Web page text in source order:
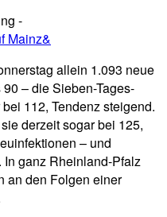
-
allein 1.093 neue
– die Sieben-Tages-
112, Tendenz steigend.
derzeit sogar bei 125,
– und
ganz Rheinland-Pfalz
an den Folgen einer